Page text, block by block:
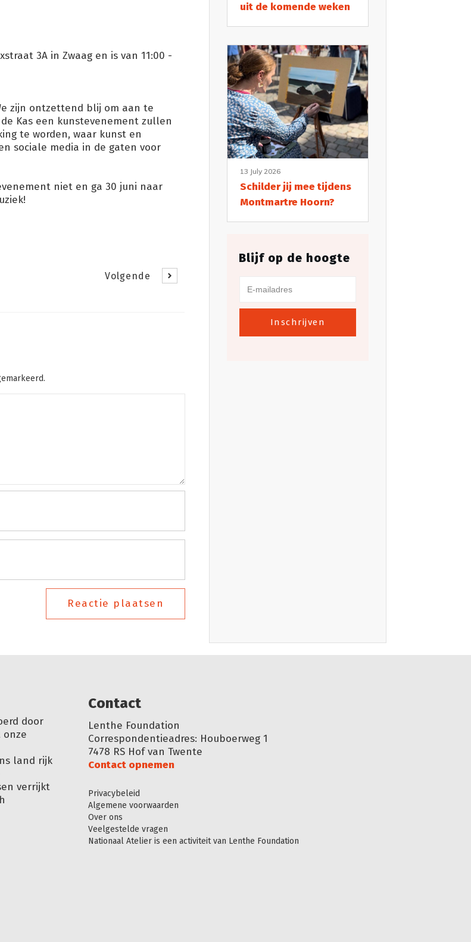
3A in Zwaag en is van 11:00 -
zijn ontzettend blij om aan te
Kas een kunstevenement zullen
te worden, waar kunst en
sociale media in de gaten voor
niet en ga 30 juni naar
Volgende
Reactie plaatsen
uit de komende weken
13 July 2026
Schilder jij mee tijdens
Montmartre Hoorn?
Blijf op de hoogte
Inschrijven
door
land rijk
verrijkt
Contact
Lenthe Foundation
Correspondentieadres: Houboerweg 1
7478 RS Hof van Twente
Contact opnemen
Privacybeleid
Algemene voorwaarden
Over ons
Veelgestelde vragen
Nationaal Atelier is een activiteit van Lenthe Foundation